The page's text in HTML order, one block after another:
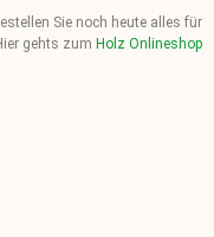
Sie noch heute alles für
gehts zum Holz Onlineshop